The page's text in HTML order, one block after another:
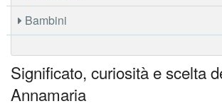
Bambini
Significato, curiosità e scelta
Annamaria